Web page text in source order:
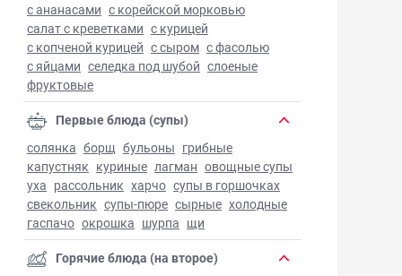
с ананасами с корейской морковью
салат с креветками с курицей
с копченой курицей с сыром с фасолью
с яйцами селедка под шубой слоеные
фруктовые
Первые блюда (супы)
солянка борщ бульоны грибные
капустняк куриные лагман овощные супы
уха рассольник харчо супы в горшочках
свекольник супы-пюре сырные холодные
гаспачо окрошка шурпа щи
Горячие блюда (на второе)